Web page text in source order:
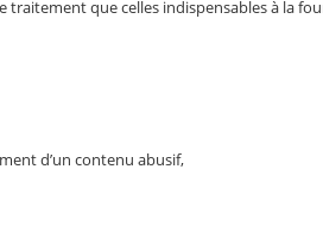
que celles indispensables à la
d’un contenu abusif,